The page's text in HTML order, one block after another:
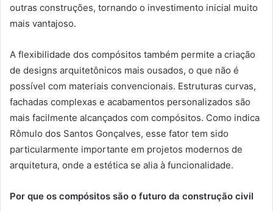
outras construções, tornando o investimento inicial muito
mais vantajoso.
A flexibilidade dos compósitos também permite a criação
de designs arquitetônicos mais ousados, o que não é
possível com materiais convencionais. Estruturas curvas,
fachadas complexas e acabamentos personalizados são
mais facilmente alcançados com compósitos. Como indica
Rômulo dos Santos Gonçalves, esse fator tem sido
particularmente importante em projetos modernos de
arquitetura, onde a estética se alia à funcionalidade.
Por que os compósitos são o futuro da construção civil